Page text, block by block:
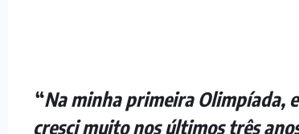
“Na minha primeira Olimpíada,
cresci muito nos últimos três